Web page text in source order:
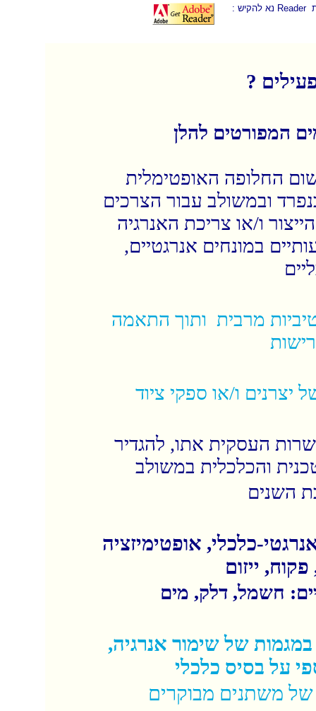
: נא להקיש Reader
המפורטים להלן
החלופה האופטימלית
ובמשולב עבור הצרכים
ו/או צריכת האנרגיה
במונחים אנרגטיים,
מרבית ותוך התאמה
יצרנים ו/או ספקי ציוד
העסקית אתו, להגדיר
השנים
כלכלי, אופטימיזציה
ייזום
חשמל, דלק, מים
במגמות של שימור אנרגיה,
על בסיס כלכלי
של משתנים מבוקרים